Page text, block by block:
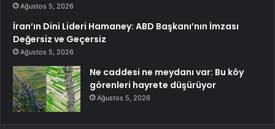
Ağustos 5, 2026
İran’ın Dini Lideri Hamaney: ABD Başkanı’nın İmzası
Değersiz ve Geçersiz
Ağustos 5, 2026
Ne caddesi ne meydanı var: Bu köy
görenleri hayrete düşürüyor
Ağustos 5, 2026